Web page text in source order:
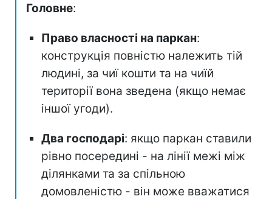
Головне:
Право власності на паркан:
конструкція повністю належить тій
людині, за чиї кошти та на чиїй
території вона зведена (якщо немає
іншої угоди).
Два господарі: якщо паркан ставили
рівно посередині - на лінії межі між
ділянками та за спільною
домовленістю - він може вважатися